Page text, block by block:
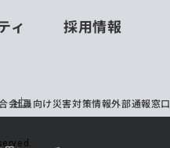
ィ 採用情報
会社員向け災害対策情報外部通報窓口